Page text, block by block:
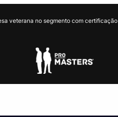
veterana no segmento com certificação